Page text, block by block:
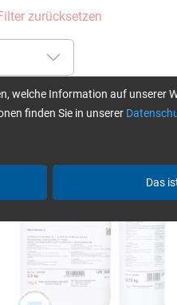
zurücksetzen
Epoxidharz L + Härter GL 1 (30
welche Information auf unserer
finden Sie in unserer
Das